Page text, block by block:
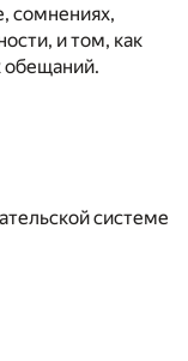
сомнениях,
и том, как
обещаний.
системе